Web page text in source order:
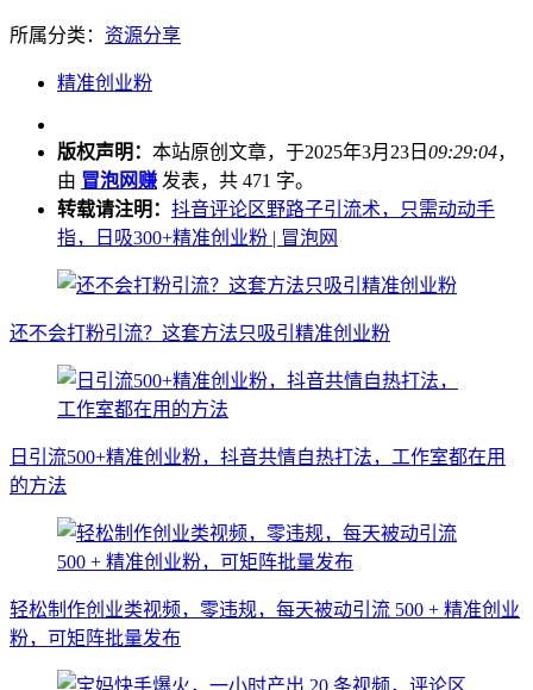
所属分类： 资源分享
精准创业粉
版权声明： 本站原创文章，于2025年3月23日 09:29:04，
由 冒泡网赚 发表，共 471 字。
转载请注明： 抖音评论区野路子引流术，只需动动手
指，日吸300+精准创业粉 | 冒泡网
还不会打粉引流？这套方法只吸引精准创业粉
日引流500+精准创业粉，抖音共情自热打法，工作室都在用
的方法
轻松制作创业类视频，零违规，每天被动引流 500 + 精准创业
粉，可矩阵批量发布